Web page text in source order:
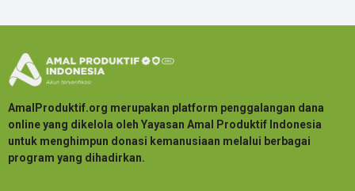
AmalProduktif.org merupakan platform penggalangan dana
online yang dikelola oleh Yayasan Amal Produktif Indonesia
untuk menghimpun donasi kemanusiaan melalui berbagai
program yang dihadirkan.